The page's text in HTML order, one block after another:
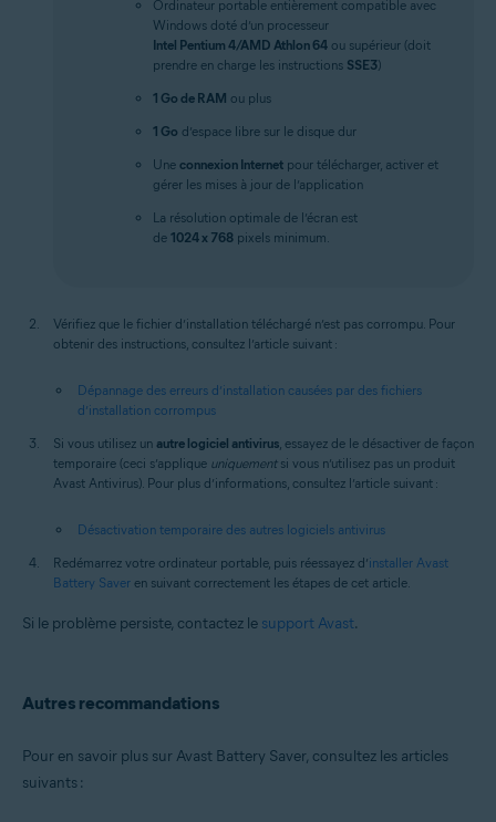
Ordinateur portable entièrement compatible avec
Windows doté d’un processeur
Intel Pentium 4/AMD Athlon 64 ou supérieur (doit
prendre en charge les instructions SSE3)
1 Go de RAM ou plus
1 Go d’espace libre sur le disque dur
Une connexion Internet pour télécharger, activer et
gérer les mises à jour de l’application
La résolution optimale de l’écran est
de 1024 x 768 pixels minimum.
Vérifiez que le fichier d’installation téléchargé n’est pas corrompu. Pour
obtenir des instructions, consultez l’article suivant :
Dépannage des erreurs d’installation causées par des fichiers
d’installation corrompus
Si vous utilisez un autre logiciel antivirus , essayez de le désactiver de façon
temporaire (ceci s’applique uniquementsi vous n’utilisez pas un produit
Avast Antivirus). Pour plus d’informations, consultez l’article suivant :
Désactivation temporaire des autres logiciels antivirus
Redémarrez votre ordinateur portable, puis réessayez d’installer Avast
Battery Saver en suivant correctement les étapes de cet article.
Si le problème persiste, contactez le support Avast.
Autres recommandations
Pour en savoir plus sur Avast Battery Saver, consultez les articles
suivants :